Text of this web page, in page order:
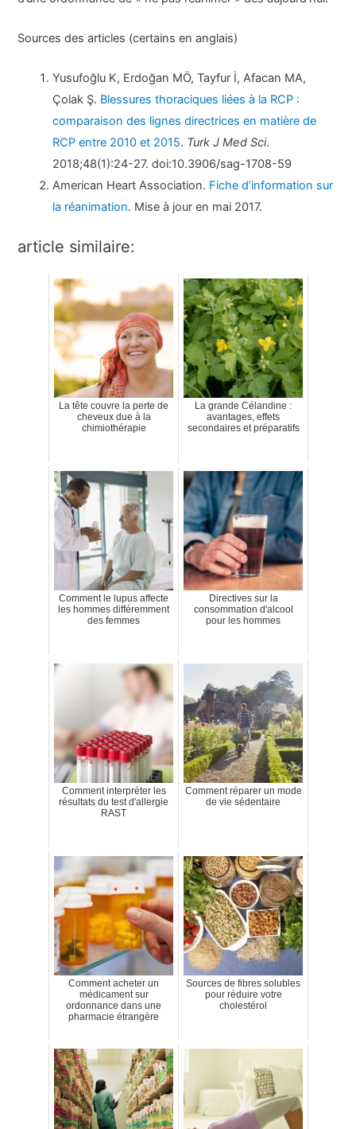
Sources des articles (certains en anglais)
Yusufoğlu K, Erdoğan MÖ, Tayfur İ, Afacan MA,
Çolak Ş. Blessures thoraciques liées à la RCP :
comparaison des lignes directrices en matière de
RCP entre 2010 et 2015. Turk J Med Sci.
2018;48(1):24-27. doi:10.3906/sag-1708-59
American Heart Association. Fiche d’information sur
la réanimation. Mise à jour en mai 2017.
article similaire:
La tête couvre la perte de
cheveux due à la
chimiothérapie
La grande Célandine :
avantages, effets
secondaires et préparatifs
Comment le lupus affecte
les hommes différemment
des femmes
Directives sur la
consommation d'alcool
pour les hommes
Comment interpréter les
résultats du test d'allergie
RAST
Comment réparer un mode
de vie sédentaire
Comment acheter un
médicament sur
ordonnance dans une
pharmacie étrangère
Sources de fibres solubles
pour réduire votre
cholestérol